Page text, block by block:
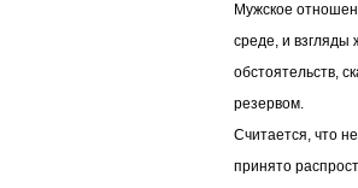
Мужское
среде, и
обстоятельств,
резервом.
Считается, что
принято